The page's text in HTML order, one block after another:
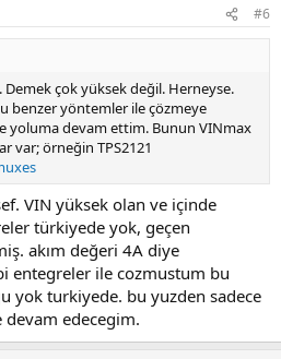
#6
çok yüksek değil. Herneyse.
benzer yöntemler ile çözmeye
yoluma devam ettim. Bunun VINmax
var; örneğin TPS2121
VIN yüksek olan ve içinde
türkiyede yok, geçen
akım değeri 4A diye
entegreler ile cozmustum bu
yok turkiyede. bu yuzden sadece
edecegim.